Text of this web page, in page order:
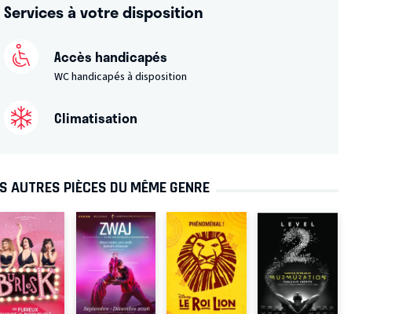
Services à votre disposition
Accès handicapés
WC handicapés à disposition
Climatisation
AUTRES PIÈCES DU MÊME GENRE